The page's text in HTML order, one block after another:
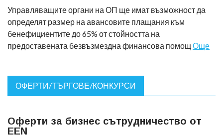
Управляващите органи на ОП ще имат възможност да
определят размер на авансовите плащания към
бенефициентите до 65% от стойността на
предоставената безвъзмездна финансова помощ Още
ОФЕРТИ/ТЪРГОВЕ/КОНКУРСИ
Оферти за бизнес сътрудничество от
EEN